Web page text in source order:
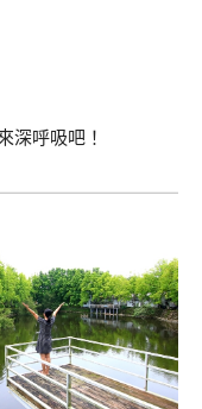
深呼吸吧！